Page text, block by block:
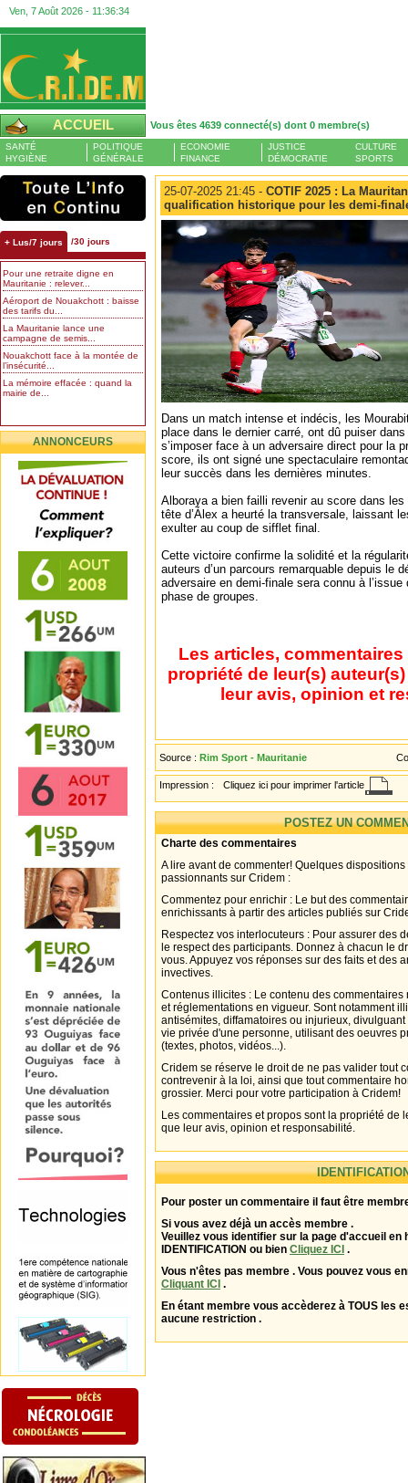
Ven, 7 Août 2026 - 11:36:35
ACCUEIL Vous êtes 4639 connecté(s) dont 0 membre(s)
SANTÉ
HYGIÈNE
POLITIQUE
GÉNÉRALE
ECONOMIE
FINANCE
JUSTICE
DÉMOCRATIE
CULTURE
SPORTS
+ Lus/7 jours /30 jours
Pour une retraite digne en
Mauritanie : relever...
Aéroport de Nouakchott : baisse
des tarifs du...
La Mauritanie lance une
campagne de semis...
Nouakchott face à la montée de
l’insécurité...
La mémoire effacée : quand la
mairie de...
ANNONCEURS
25-07-2025 21:45 - COTIF 2025 : La
qualification historique pour les demi-
Dans un match intense et indécis, les
place dans le dernier carré, ont dû puiser
s’imposer face à un adversaire direct pour la
score, ils ont signé une spectaculaire
leur succès dans les dernières minutes.
Alboraya a bien failli revenir au score dans
tête d’Álex a heurté la transversale, laissant
exulter au coup de sifflet final.
Cette victoire confirme la solidité et la
auteurs d’un parcours remarquable depuis le
adversaire en demi-finale sera connu à
phase de groupes.
Les articles,
propriété de leur(s)
leur avis, opinion et
Source : Rim Sport - Mauritanie
Impression : Cliquez ici pour imprimer l'article
POSTEZ UN
Charte des commentaires
A lire avant de commenter! Quelques
passionnants sur Cridem :
Commentez pour enrichir : Le but des
enrichissants à partir des articles publiés sur
Respectez vos interlocuteurs : Pour assurer des
le respect des participants. Donnez à chacun le
vous. Appuyez vos réponses sur des faits et des
invectives.
Contenus illicites : Le contenu des
et réglementations en vigueur. Sont notamment
antisémites, diffamatoires ou injurieux,
vie privée d'une personne, utilisant des oeuvres
(textes, photos, vidéos...).
Cridem se réserve le droit de ne pas valider tout
contrevenir à la loi, ainsi que tout commentaire
grossier. Merci pour votre participation à Cridem!
Les commentaires et propos sont la propriété de
que leur avis, opinion et responsabilité.
Pour poster un commentaire il faut être
Si vous avez déjà un accès membre .
Veuillez vous identifier sur la page d'accueil en
IDENTIFICATION ou bien Cliquez ICI .
Vous n'êtes pas membre . Vous pouvez vous
Cliquant ICI .
En étant membre vous accèderez à TOUS les
aucune restriction .